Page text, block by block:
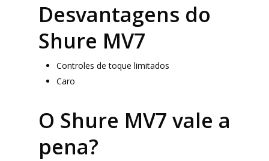
Desvantagens do
Shure MV7
Controles de toque limitados
Caro
O Shure MV7 vale a
pena?